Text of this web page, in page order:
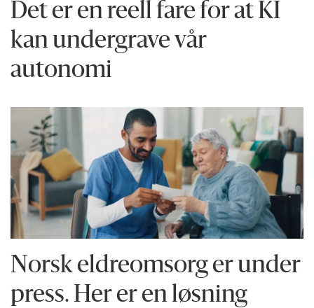
Det er en reell fare for at KI
kan undergrave vår
autonomi
Norsk eldreomsorg er under
press. Her er en løsning